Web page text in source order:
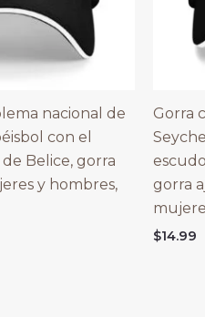
nacional de
con el
Belice, gorra
y hombres,
Gorra
gorra
$14.99